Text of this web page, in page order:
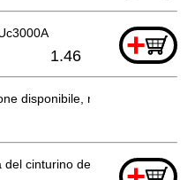
+
1.46
disponibile, non ordinabile
del cinturino del freno